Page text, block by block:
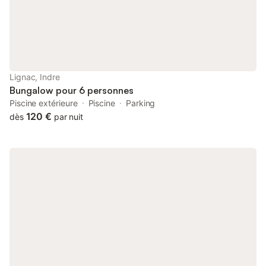
les familles ayant des besoins de soins puissent également en
profiter sans obstacles. Ceux qui ont besoin d'aide peuvent
compter sur un soutien pour les activités q
Lignac, Indre
Bungalow pour 6 personnes
Piscine extérieure Piscine
Parking
dès 120 € par nuit